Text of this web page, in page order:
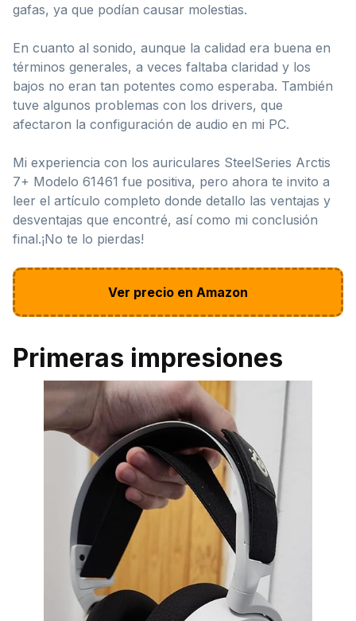
gafas, ya que podían causar molestias.
En cuanto al sonido, aunque la calidad era buena en
términos generales, a veces faltaba claridad y los
bajos no eran tan potentes como esperaba. También
tuve algunos problemas con los drivers, que
afectaron la configuración de audio en mi PC.
Mi experiencia con los auriculares SteelSeries Arctis
7+ Modelo 61461 fue positiva, pero ahora te invito a
leer el artículo completo donde detallo las ventajas y
desventajas que encontré, así como mi conclusión
final.¡No te lo pierdas!
Ver precio en Amazon
Primeras impresiones